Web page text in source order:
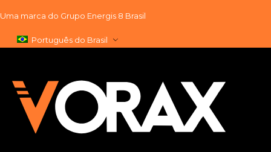
para
Uma marca do Grupo Energis 8 Brasil
Português do Brasil